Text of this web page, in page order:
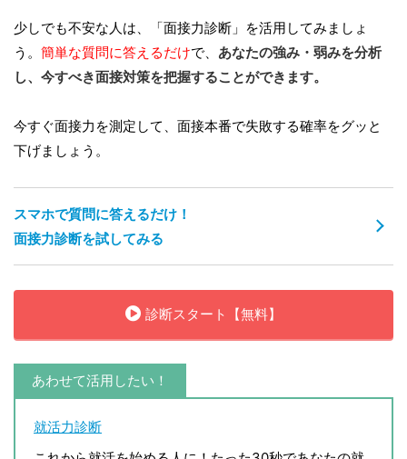
少しでも不安な人は、「面接力診断」を活用してみましょ
う。 簡単な質問に答えるだけで、 あなたの強み・弱みを分析
し、今すべき面接対策を把握することができます。
今すぐ面接力を測定して、面接本番で失敗する確率をグッと
下げましょう。
スマホで質問に答えるだけ！
面接力診断を試してみる
診断スタート【無料】
あわせて活用したい！
就活力診断